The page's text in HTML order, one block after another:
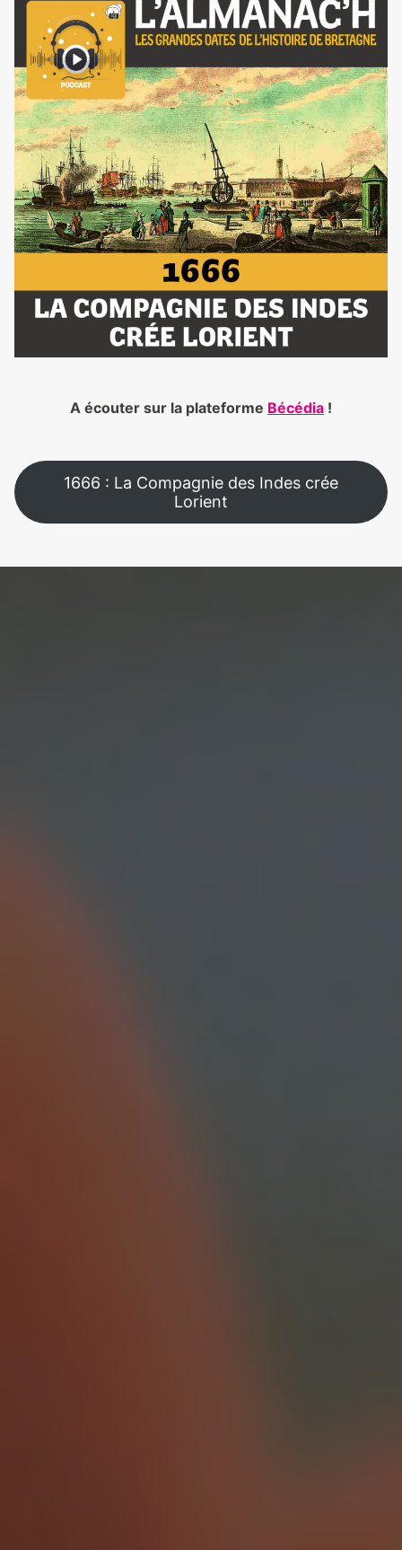
A écouter sur la plateforme Bécédia !
1666 : La Compagnie des Indes crée
Lorient